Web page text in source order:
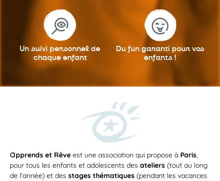
Un suivi personnel de
chaque enfant
Du fun garanti pour vos
enfants !
apprends et Rêve est une association qui propose à Paris,
pour tous les enfants et adolescents des ateliers (tout au long
de l'année) et des stages thématiques (pendant les vacances